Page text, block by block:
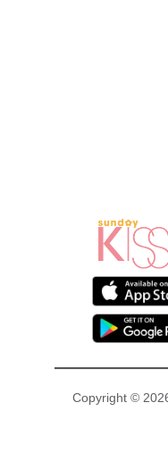
Copyright ©